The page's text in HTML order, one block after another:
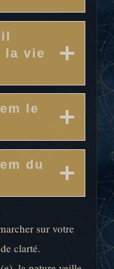
la vie
le
du
sur votre
clarté.